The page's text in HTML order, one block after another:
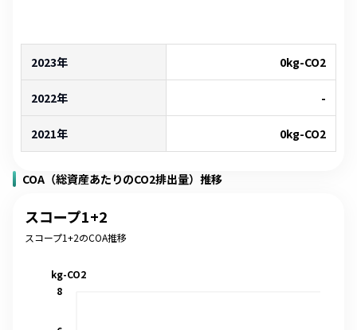
2023年 0kg-CO2
2022年 -
2021年 0kg-CO2
COA（総資産あたりのCO2排出量）推移
スコープ1+2
スコープ1+2のCOA推移
8
kg-CO2